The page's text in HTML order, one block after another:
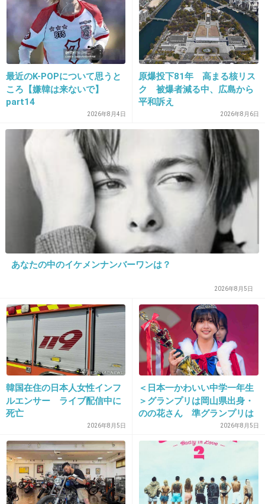
11. 匿名2013/01/13(日) 07:53:09
>>9
美味…！？
丁寧になっとるやないか
-8
2013/01/13(日) 07:54:24
ぐうかわいいってなんJ用語だよね
ネット掲示板で使われるような言葉がギャルの
間でも使われるのか…
ということは、ギャルも2ch（まとめサイトと
2013/01/13(日) 07:57:11
＞＞１２
なんJ用語ってなんですか？
私には知らない言葉がいっぱいだわ
-3
14. 匿名2013/01/13(日) 08:00:09
会議とかすげーな女子高生
最近のK-POPについて思うと
ころ【嫌韓は来ないで】
part14
2026年8月4日
原爆投下81年 高まる核リス
ク 被爆者減る中、広島から
平和訴え
2026年8月6日
あなたの中のイケメンナンバーワンは？
2026年8月5日
韓国在住の日本人女性インフ
ルエンサー ライブ配信中に
死亡
2026年8月5日
＜日本一かわいい中学一年生
＞グランプリは岡山県出身・
のの花さん 準グランプリは
徳島県出身・つむぎさん2026年8月5日